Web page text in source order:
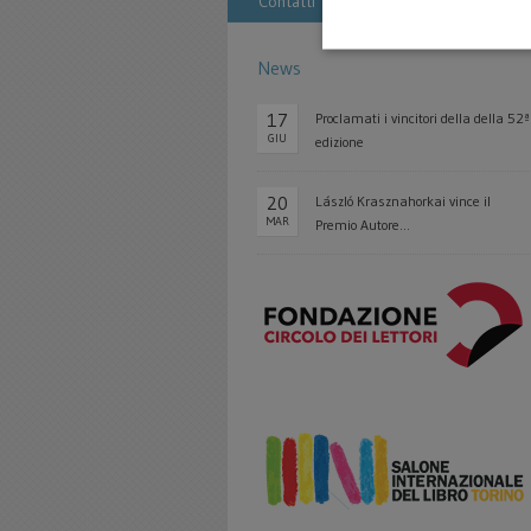
News
17
GIU
Proclamati i vincitori della della 52ª
edizione
20
MAR
László Krasznahorkai vince il
Premio Autore...